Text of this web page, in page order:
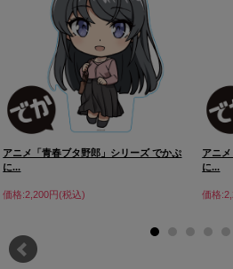
アニメ「青春ブタ野郎」シリーズ でかぷ
に...
価格:2,200円(税込)
アニ
に...
価格